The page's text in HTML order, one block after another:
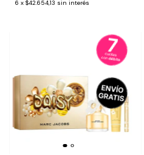
6 x $42.654,13 sin interés